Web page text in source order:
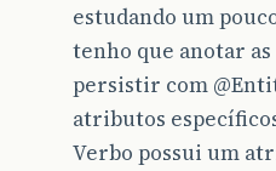
estudando um
tenho que anotar as
persistir com
atributos
Verbo possui um